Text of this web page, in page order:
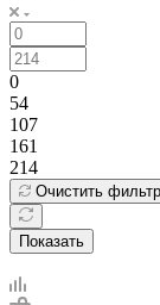
0
54
107
161
214
Очистить фильтр
Показать